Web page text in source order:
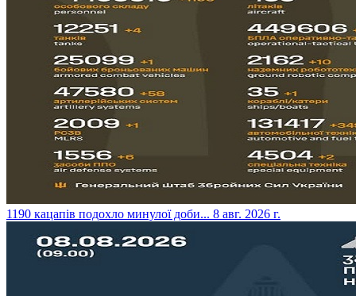
​1190 кацапів подохло минулої доби... 8 авг. 2026 г.